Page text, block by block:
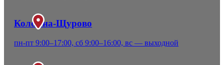
Коломна-Щурово
пн-пт 9:00–17:00, сб 9:00–16:00, вс — выходной